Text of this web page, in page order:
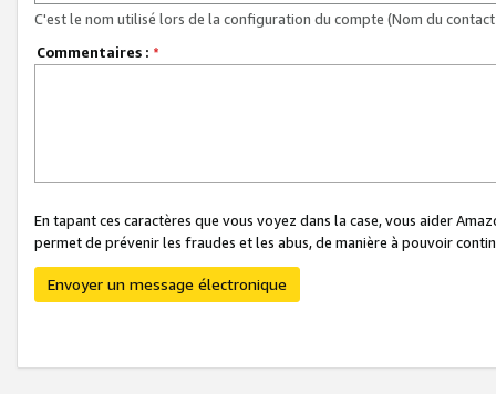
C'est le nom utilisé lors de la configuration du compte (Nom du
Commentaires : *
En tapant ces caractères que vous voyez dans la case, vous aider
permet de prévenir les fraudes et les abus, de manière à pouvoir
Envoyer un message électronique